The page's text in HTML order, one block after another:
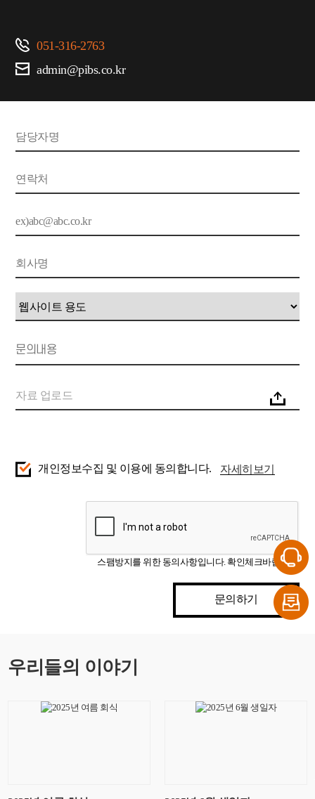
051-316-2763
admin@pibs.co.kr
개인정보수집 및 이용에 동의합니다. 자세히보기
스팸방지를 위한 동의사항입니다. 확인체크바랍니다.
문의하기
우리들의 이야기